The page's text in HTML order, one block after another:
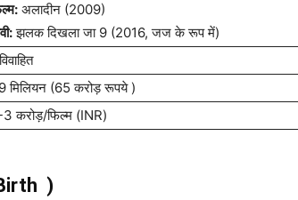
अलादीन (2009)
झलक दिखला जा 9 (2016, जज के रूप में)
मिलियन (65 करोड़ रूपये )
करोड़/फिल्म (INR)
)